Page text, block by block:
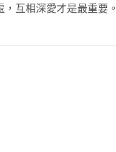
互相深愛才是最重要。